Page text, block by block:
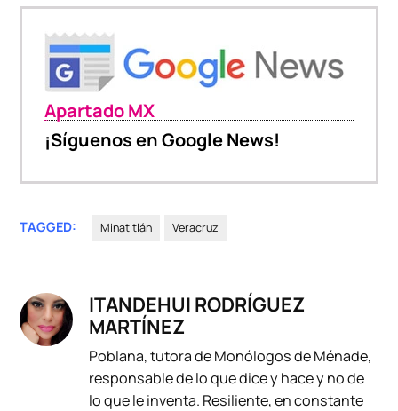
Apartado MX
¡Síguenos en Google News!
TAGGED: Minatitlán Veracruz
ITANDEHUI RODRÍGUEZ
MARTÍNEZ
Poblana, tutora de Monólogos de Ménade,
responsable de lo que dice y hace y no de
lo que le inventa. Resiliente, en constante